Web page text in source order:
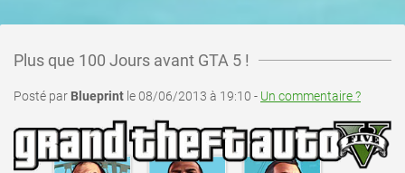
Plus que 100 Jours avant GTA 5 !
Posté par Blueprint le 08/06/2013 à 19:10 - Un commentaire ?